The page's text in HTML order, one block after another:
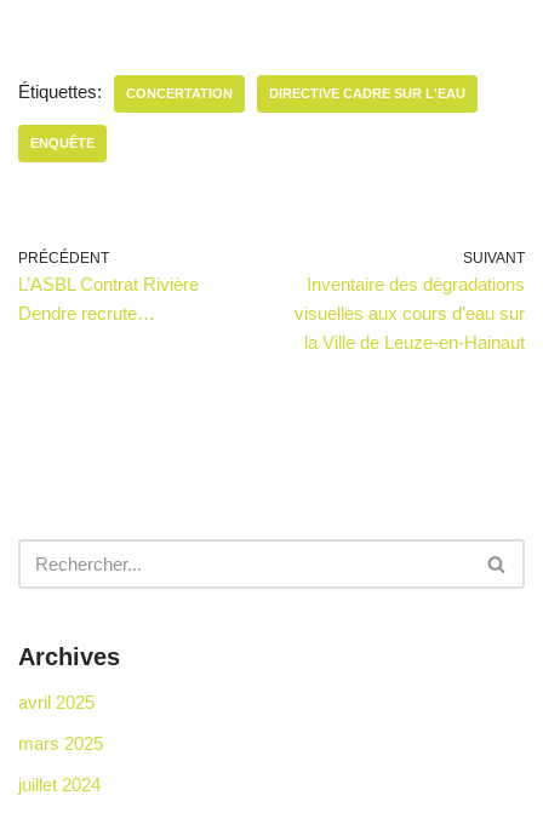
Étiquettes: CONCERTATION DIRECTIVE CADRE SUR L'EAU
ENQUÊTE
PRÉCÉDENT
L’ASBL Contrat Rivière
Dendre recrute…
SUIVANT
Inventaire des dégradations
visuelles aux cours d’eau sur
la Ville de Leuze-en-Hainaut
Archives
avril 2025
mars 2025
juillet 2024